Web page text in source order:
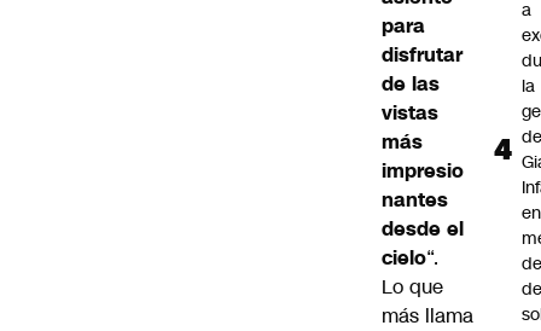
para
disfrutar
de las
vistas
más
impresio
nantes
desde el
cielo“.
Lo que
más llama
a
la
de
en
de